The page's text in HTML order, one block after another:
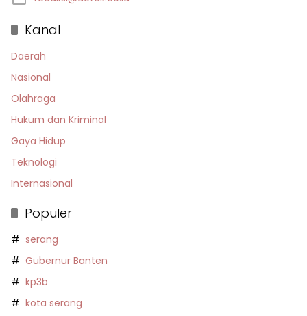
Kanal
Daerah
Nasional
Olahraga
Hukum dan Kriminal
Gaya Hidup
Teknologi
Internasional
Populer
serang
Gubernur Banten
kp3b
kota serang